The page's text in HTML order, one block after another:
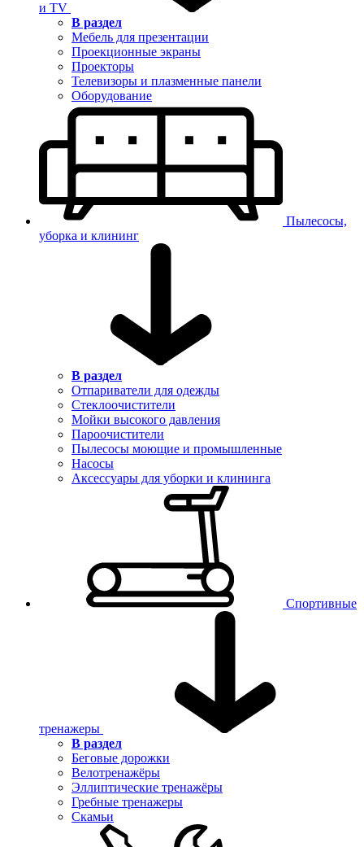
и TV
В раздел
Мебель для презентации
Проекционные экраны
Проекторы
Телевизоры и плазменные панели
Оборудование
Пылесосы,
уборка и клининг
В раздел
Отпариватели для одежды
Стеклоочистители
Мойки высокого давления
Пароочистители
Пылесосы моющие и промышленные
Насосы
Аксессуары для уборки и клининга
Спортивные
тренажеры
В раздел
Беговые дорожки
Велотренажёры
Эллиптические тренажёры
Гребные тренажеры
Скамьи